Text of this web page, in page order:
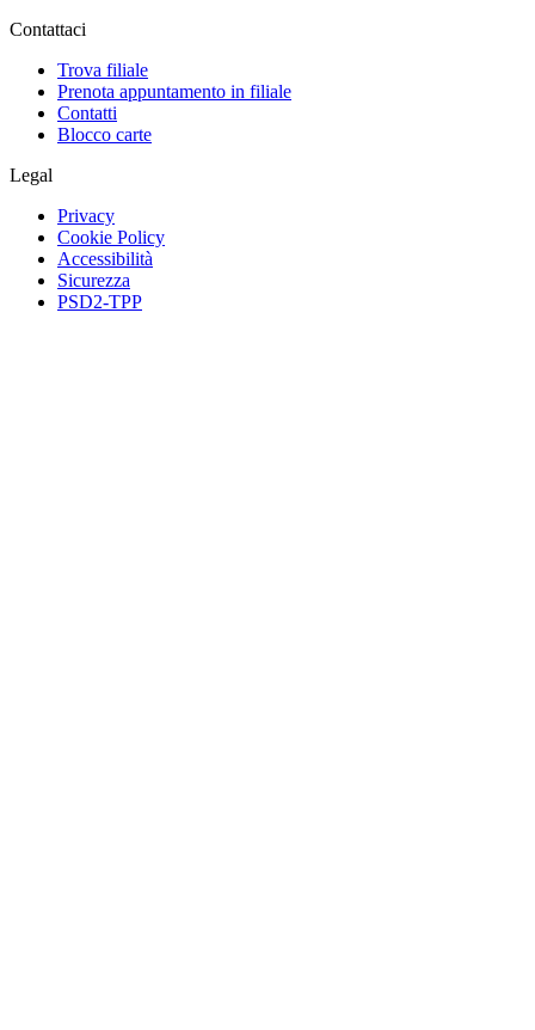
Contattaci
Trova filiale
Prenota appuntamento in filiale
Contatti
Blocco carte
Legal
Privacy
Cookie Policy
Accessibilità
Sicurezza
PSD2-TPP